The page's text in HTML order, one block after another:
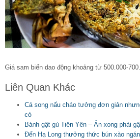
Giá sam biển dao động khoảng từ 500.000-
Liên Quan Khác
Cá song nấu cháo tưởng đơn giản
có
Bánh gật gù Tiên Yên – Ăn xong phải
Đến Hạ Long thưởng thức bún xào